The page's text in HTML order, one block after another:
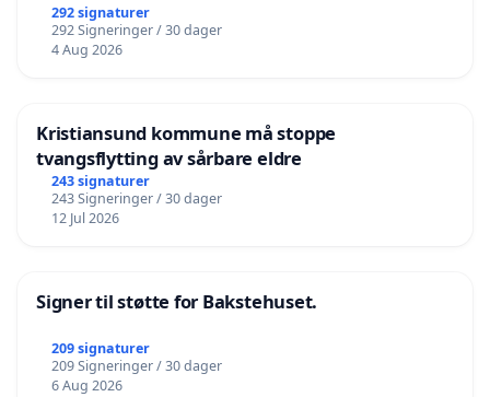
292 signaturer
292 Signeringer / 30 dager
4 Aug 2026
Kristiansund kommune må stoppe
tvangsflytting av sårbare eldre
243 signaturer
243 Signeringer / 30 dager
12 Jul 2026
Signer til støtte for Bakstehuset.
209 signaturer
209 Signeringer / 30 dager
6 Aug 2026